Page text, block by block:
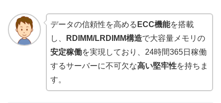
データの信頼性を高める ECC機能を搭載
し、
RDIMM/LRDIMM構造で大容量メモリの
安定稼働を実現しており、24時間365日稼働
するサーバーに不可欠な高い堅牢性を持ちま
す。